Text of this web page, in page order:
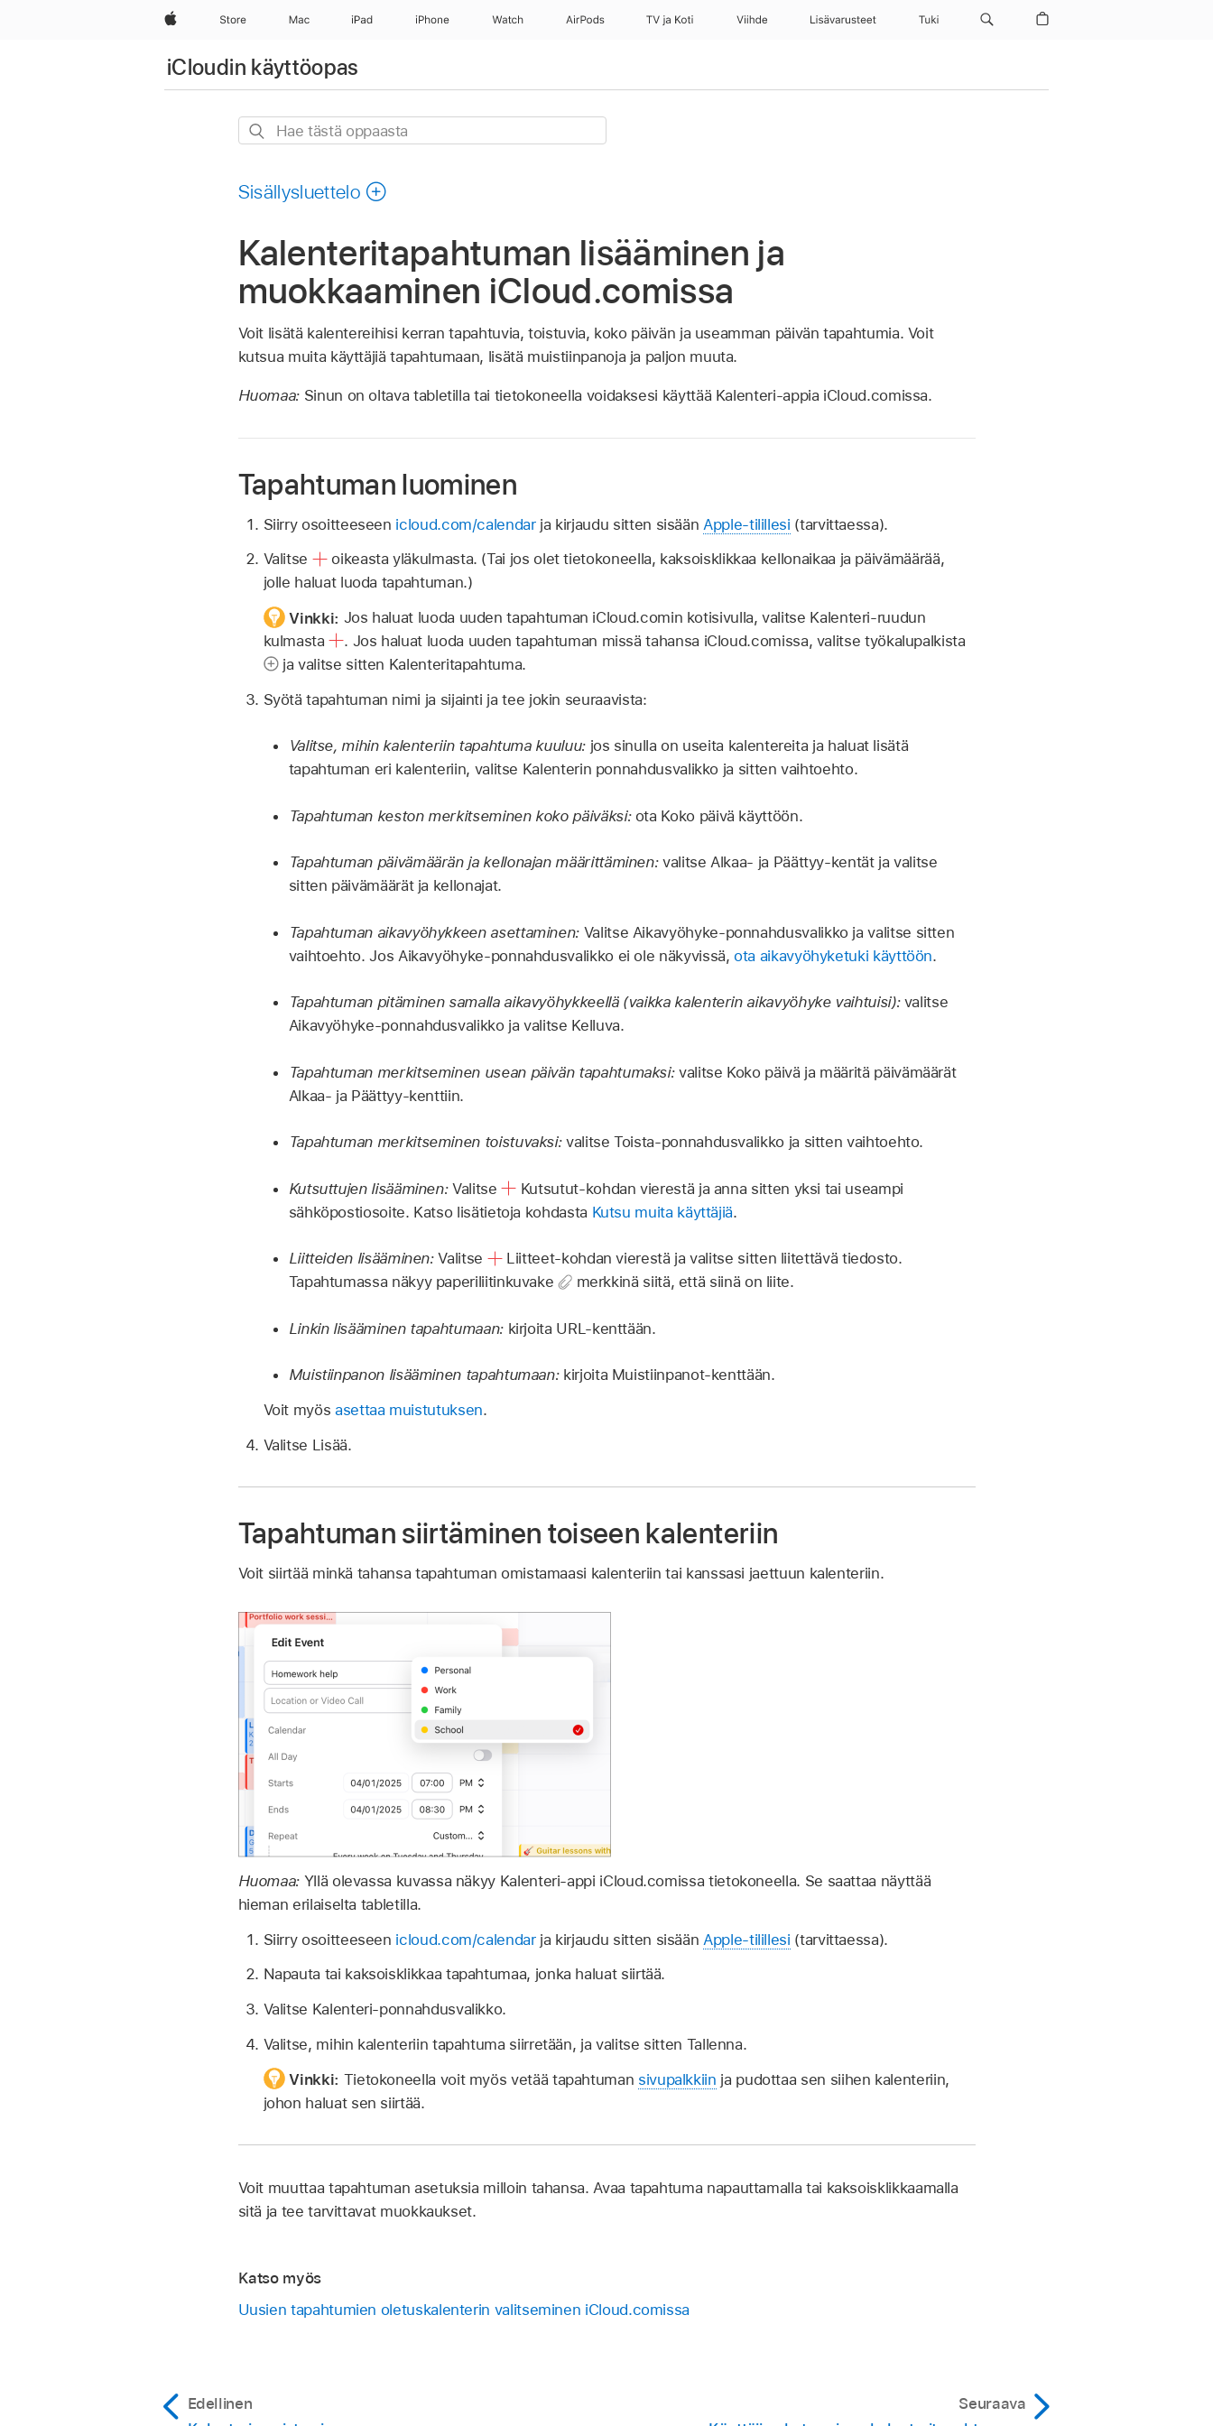
Apple Store Mac iPad iPhone Watch AirPods TV ja Koti Viihde Lisävarusteet Tuki
iCloudin käyttöopas
Hae
Sisällysluettelo
Kalenteritapahtuman lisääminen ja
muokkaaminen iCloud.comissa
Voit lisätä kalentereihisi kerran tapahtuvia, toistuvia, koko päivän ja useamman päivän tapahtumia. Voit
kutsua muita käyttäjiä tapahtumaan, lisätä muistiinpanoja ja paljon muuta.
Huomaa: Sinun on oltava tabletilla tai tietokoneella voidaksesi käyttää Kalenteri-appia iCloud.comissa.
Tapahtuman luominen
Siirry osoitteeseen icloud.com/calendarja kirjaudu sitten sisään Apple-tilillesi (tarvittaessa).
Valitse
oikeasta yläkulmasta. (Tai jos olet tietokoneella, kaksoisklikkaa kellonaikaa ja päivämäärää,
jolle haluat luoda tapahtuman.)
Vinkki: Jos haluat luoda uuden tapahtuman iCloud.comin kotisivulla, valitse Kalenteri-ruudun
kulmasta
. Jos haluat luoda uuden tapahtuman missä tahansa iCloud.comissa, valitse työkalupalkista
ja valitse sitten Kalenteritapahtuma.
Syötä tapahtuman nimi ja sijainti ja tee jokin seuraavista:
Valitse, mihin kalenteriin tapahtuma kuuluu: jos sinulla on useita kalentereita ja haluat lisätä
tapahtuman eri kalenteriin, valitse Kalenterin ponnahdusvalikko ja sitten vaihtoehto.
Tapahtuman keston merkitseminen koko päiväksi: ota Koko päivä käyttöön.
Tapahtuman päivämäärän ja kellonajan määrittäminen:valitse Alkaa- ja Päättyy-kentät ja valitse
sitten päivämäärät ja kellonajat.
Tapahtuman aikavyöhykkeen asettaminen: Valitse Aikavyöhyke-ponnahdusvalikko ja valitse sitten
vaihtoehto. Jos Aikavyöhyke-ponnahdusvalikko ei ole näkyvissä,ota aikavyöhyketuki käyttöön.
Tapahtuman pitäminen samalla aikavyöhykkeellä (vaikka kalenterin aikavyöhyke vaihtuisi): valitse
Aikavyöhyke-ponnahdusvalikko ja valitse Kelluva.
Tapahtuman merkitseminen usean päivän tapahtumaksi:valitse Koko päivä ja määritä päivämäärät
Alkaa- ja Päättyy-kenttiin.
Tapahtuman merkitseminen toistuvaksi:valitse Toista-ponnahdusvalikko ja sitten vaihtoehto.
Kutsuttujen lisääminen:Valitse
Kutsutut-kohdan vierestä ja anna sitten yksi tai useampi
sähköpostiosoite. Katso lisätietoja kohdasta Kutsu muita käyttäjiä.
Liitteiden lisääminen:Valitse
Liitteet-kohdan vierestä ja valitse sitten liitettävä tiedosto.
Tapahtumassa näkyy paperiliitinkuvake
merkkinä siitä, että siinä on liite.
Linkin lisääminen tapahtumaan: kirjoita URL-kenttään.
Muistiinpanon lisääminen tapahtumaan: kirjoita Muistiinpanot-kenttään.
Voit myös asettaa muistutuksen.
Valitse Lisää.
Tapahtuman siirtäminen toiseen kalenteriin
Voit siirtää minkä tahansa tapahtuman omistamaasi kalenteriin tai kanssasi jaettuun kalenteriin.
Huomaa: Yllä olevassa kuvassa näkyy Kalenteri-appi iCloud.comissa tietokoneella. Se saattaa näyttää
hieman erilaiselta tabletilla.
Siirry osoitteeseen icloud.com/calendarja kirjaudu sitten sisään Apple-tilillesi (tarvittaessa).
Napauta tai kaksoisklikkaa tapahtumaa, jonka haluat siirtää.
Valitse Kalenteri-ponnahdusvalikko.
Valitse, mihin kalenteriin tapahtuma siirretään, ja valitse sitten Tallenna.
Vinkki: Tietokoneella voit myös vetää tapahtuman sivupalkkiin ja pudottaa sen siihen kalenteriin,
johon haluat sen siirtää.
Voit muuttaa tapahtuman asetuksia milloin tahansa. Avaa tapahtuma napauttamalla tai kaksoisklikkaamalla
sitä ja tee tarvittavat muokkaukset.
Katso myös
Uusien tapahtumien oletuskalenterin valitseminen iCloud.comissa
Edellinen
Seuraava